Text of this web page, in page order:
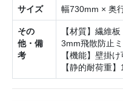
サイズ 幅730mm × 奥
その
他・備
考
【材質】繊維
3mm飛散防止
【機能】壁掛け
【静的耐荷重